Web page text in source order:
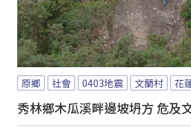
原鄉 社會 0403地震 文蘭村 花
秀林鄉木瓜溪畔邊坡坍方 危及